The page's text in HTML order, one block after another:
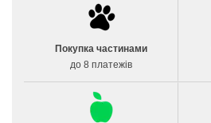
Покупка частинами
до 8 платежів